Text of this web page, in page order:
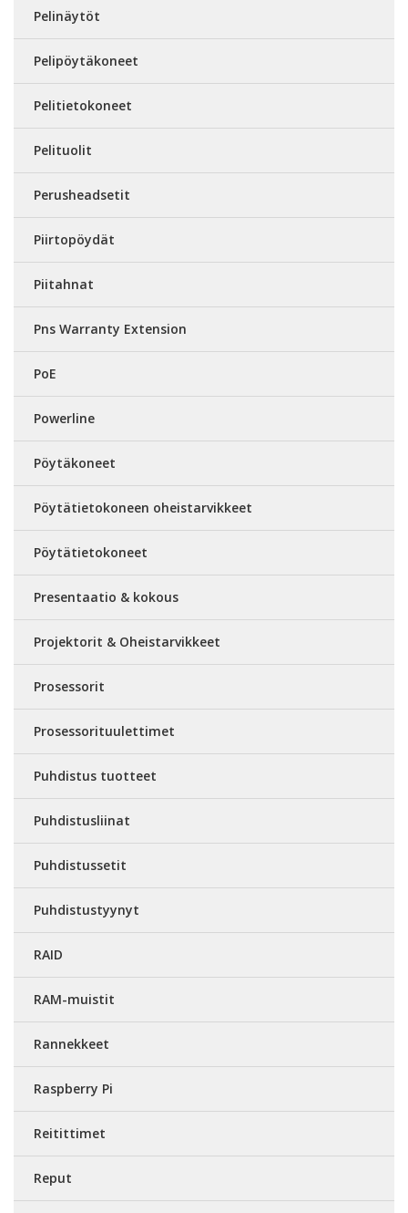
Pelinäytöt
Pelipöytäkoneet
Pelitietokoneet
Pelituolit
Perusheadsetit
Piirtopöydät
Piitahnat
Pns Warranty Extension
PoE
Powerline
Pöytäkoneet
Pöytätietokoneen oheistarvikkeet
Pöytätietokoneet
Presentaatio & kokous
Projektorit & Oheistarvikkeet
Prosessorit
Prosessorituulettimet
Puhdistus tuotteet
Puhdistusliinat
Puhdistussetit
Puhdistustyynyt
RAID
RAM-muistit
Rannekkeet
Raspberry Pi
Reitittimet
Reput